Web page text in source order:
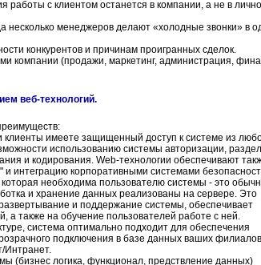
работы с клиентом останется в компании, а не в
несколько менеджеров делают «холодные звонки» в
конкурентов и причинам проигранных сделок.
компании (продажи, маркетинг, администрация,
веб-технологий.
клиенты имеете защищенный доступ к системе из
использованию системы авторизации,
и кодирования. Web-технологии обеспечивают
интеграцию корпоративными системами
необходима пользователю системы - это
и хранение данных реализованы на сервере. Это
и поддержание системы, обеспечивает
а также на обучение пользователей работе с ней.
система оптимально подходит для обеспечения
подключения в базе данных ваших
Интранет.
(бизнес логика, функционал, предствление данных)